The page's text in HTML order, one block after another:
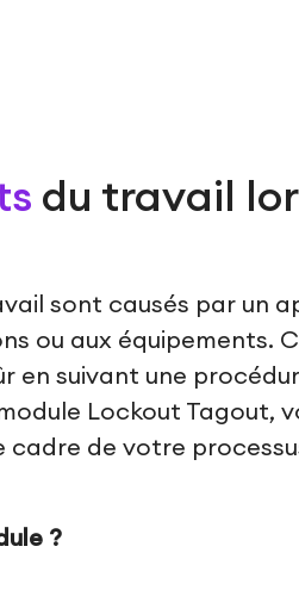
du travail
sont causés par un
ou aux équipements.
en suivant une
Lockout Tagout,
de votre
?